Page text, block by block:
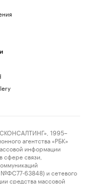
1995–
агентства «РБК»
информации
сфере связи,
63848) и сетевого
средства массовой